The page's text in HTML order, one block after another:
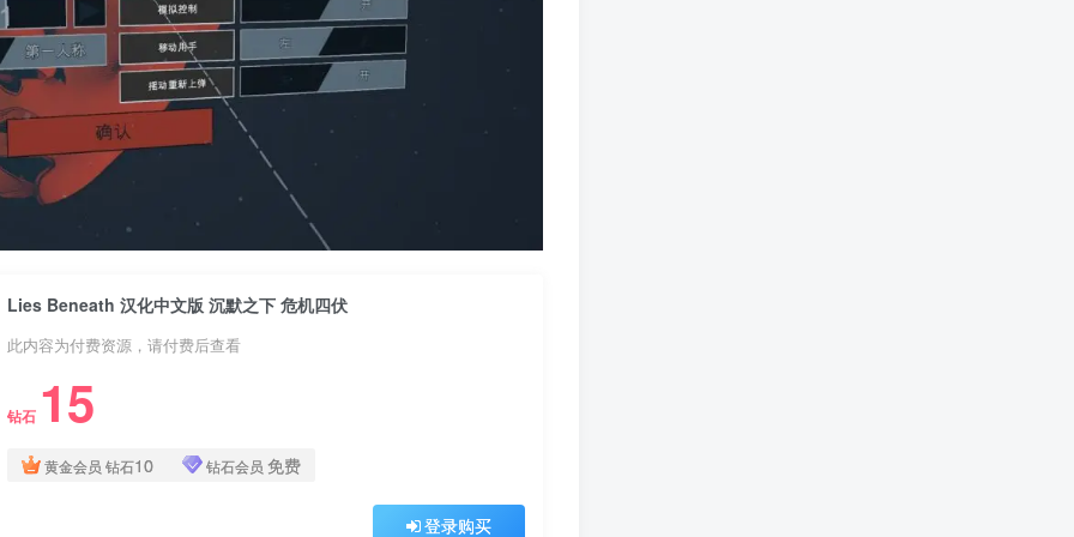
Lies Beneath 汉化中文版 沉默之下 危机四伏
此内容为付费资源，请付费后查看
钻石 15
黄金会员 钻石10 钻石会员 免费
登录购买